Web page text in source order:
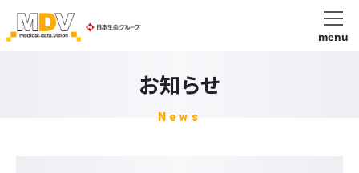
menu
お知らせ
News